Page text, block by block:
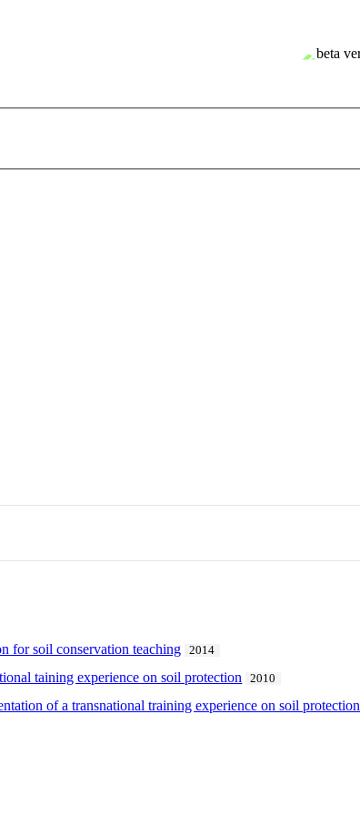
for soil conservation teaching 2014
taining experience on soil protection 2010
of a transnational training experience on soil protection